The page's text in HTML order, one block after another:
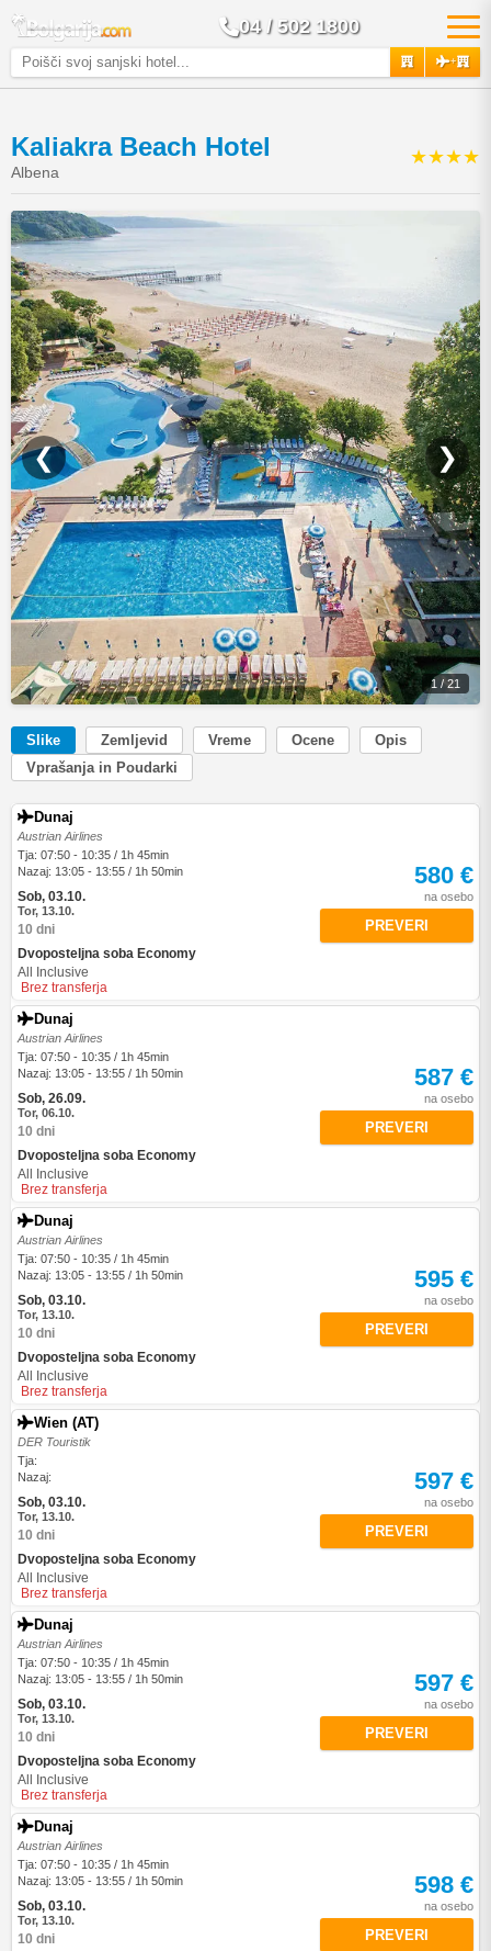
04 / 502 1800
+
Kaliakra Beach Hotel
Albena
★★★★
❮ ❯
1 / 21
Slike Zemljevid Vreme Ocene
Opis
Vprašanja in Poudarki
Dunaj
Austrian Airlines
Tja: 07:50 - 10:35 / 1h 45min
Nazaj: 13:05 - 13:55 / 1h 50min
Sob, 03.10.
Tor, 13.10.
10 dni
Dvoposteljna soba Economy
All Inclusive
Brez transferja
580 €
na osebo
PREVERI
Dunaj
Austrian Airlines
Tja: 07:50 - 10:35 / 1h 45min
Nazaj: 13:05 - 13:55 / 1h 50min
Sob, 26.09.
Tor, 06.10.
10 dni
Dvoposteljna soba Economy
All Inclusive
Brez transferja
587 €
na osebo
PREVERI
Dunaj
Austrian Airlines
Tja: 07:50 - 10:35 / 1h 45min
Nazaj: 13:05 - 13:55 / 1h 50min
Sob, 03.10.
Tor, 13.10.
10 dni
Dvoposteljna soba Economy
All Inclusive
Brez transferja
595 €
na osebo
PREVERI
Wien (AT)
DER Touristik
Tja:
Nazaj:
Sob, 03.10.
Tor, 13.10.
10 dni
Dvoposteljna soba Economy
All Inclusive
Brez transferja
597 €
na osebo
PREVERI
Dunaj
Austrian Airlines
Tja: 07:50 - 10:35 / 1h 45min
Nazaj: 13:05 - 13:55 / 1h 50min
Sob, 03.10.
Tor, 13.10.
10 dni
Dvoposteljna soba Economy
All Inclusive
Brez transferja
597 €
na osebo
PREVERI
Dunaj
Austrian Airlines
Tja: 07:50 - 10:35 / 1h 45min
Nazaj: 13:05 - 13:55 / 1h 50min
Sob, 03.10.
Tor, 13.10.
10 dni
598 €
na osebo
PREVERI